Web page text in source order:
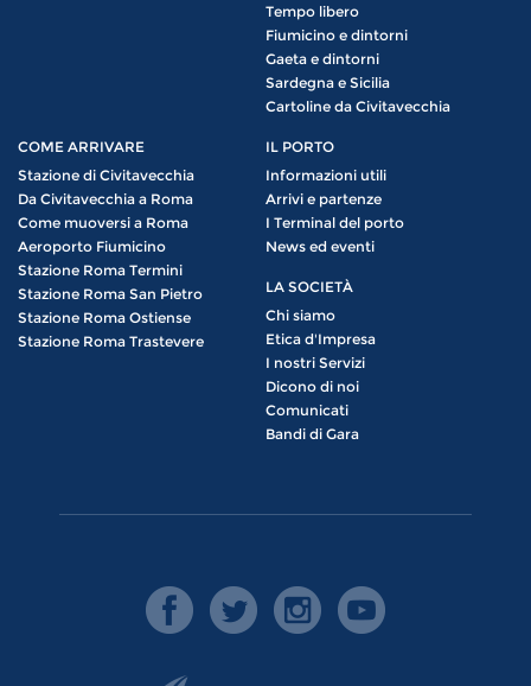
Tempo libero
Fiumicino e dintorni
Gaeta e dintorni
Sardegna e Sicilia
Cartoline da Civitavecchia
COME ARRIVARE
Stazione di Civitavecchia
Da Civitavecchia a Roma
Come muoversi a Roma
Aeroporto Fiumicino
Stazione Roma Termini
Stazione Roma San Pietro
Stazione Roma Ostiense
Stazione Roma Trastevere
IL PORTO
Informazioni utili
Arrivi e partenze
I Terminal del porto
News ed eventi
LA SOCIETÀ
Chi siamo
Etica d'Impresa
I nostri Servizi
Dicono di noi
Comunicati
Bandi di Gara